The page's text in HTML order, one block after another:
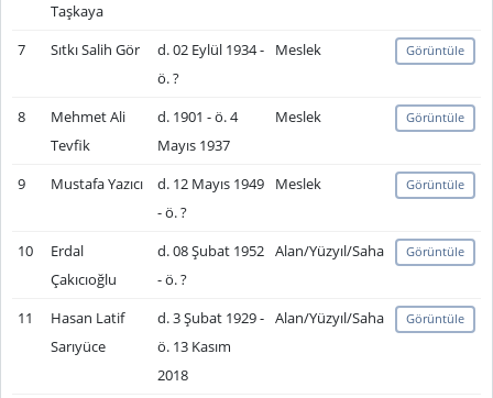
Taşkaya
7 Sıtkı Salih Gör
d. 02 Eylül 1934 -
ö. ?
Meslek Görüntüle
8
Mehmet Ali
Tevfik
d. 1901 - ö. 4
Mayıs 1937
Meslek Görüntüle
9 Mustafa Yazıcı
d. 12 Mayıs 1949
- ö. ?
Meslek Görüntüle
10
Erdal
Çakıcıoğlu
d. 08 Şubat 1952
- ö. ?
Alan/Yüzyıl/Saha Görüntüle
11
Hasan Latif
Sarıyüce
d. 3 Şubat 1929 -
ö. 13 Kasım
2018
Alan/Yüzyıl/Saha Görüntüle